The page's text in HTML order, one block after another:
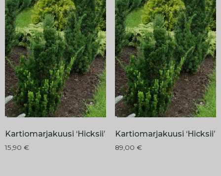
Kartiomarjakuusi ‘Hicksii’
15,90 €
Kartiomarjakuusi ‘Hicksii’
89,00 €